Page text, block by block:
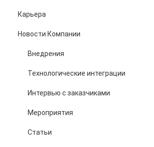
Карьера
Новости Компании
Внедрения
Технологические интеграции
Интервью с заказчиками
Мероприятия
Статьи